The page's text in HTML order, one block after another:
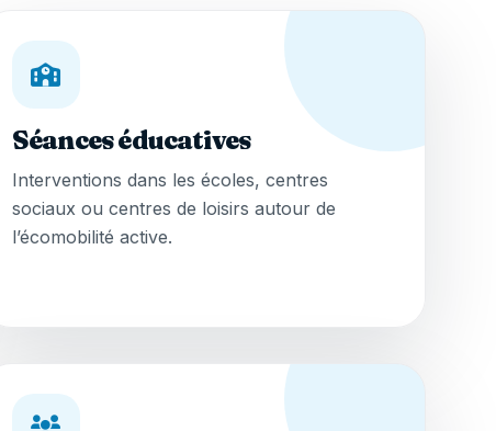
Séances éducatives
Interventions dans les écoles, centres
sociaux ou centres de loisirs autour de
l’écomobilité active.